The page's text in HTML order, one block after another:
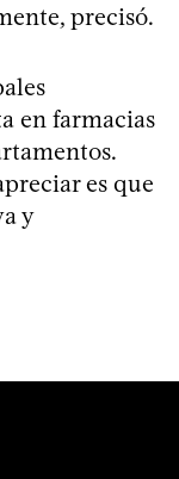
precisó.
en farmacias
es que
y